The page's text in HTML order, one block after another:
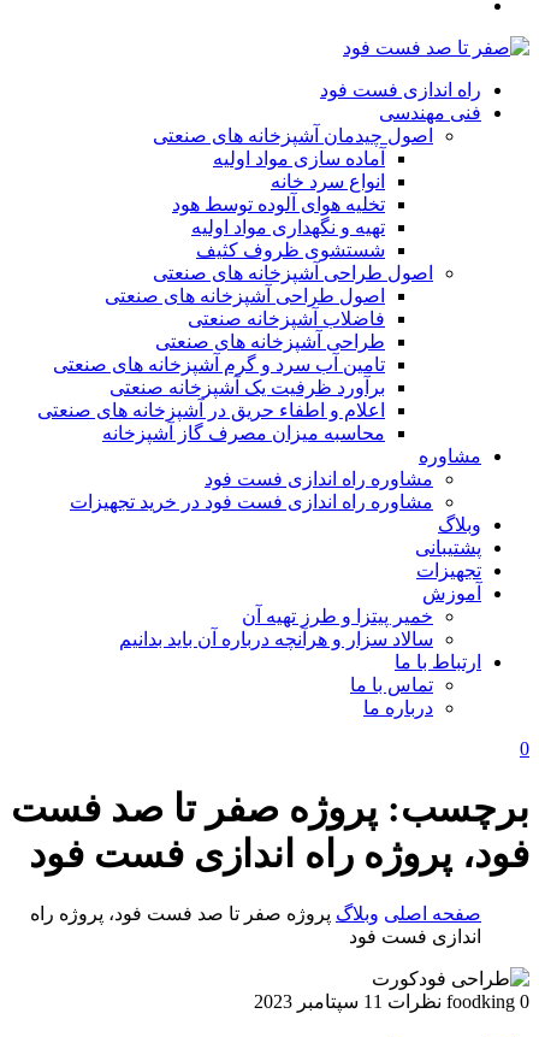
راه اندازی فست فود
فنی مهندسی
اصول چیدمان آشپزخانه های صنعتی
آماده سازی مواد اولیه
انواع سرد خانه
تخلیه هوای آلوده توسط هود
تهیه و نگهداری مواد اولیه
شستشوی ظروف کثیف
اصول طراحی آشپزخانه های صنعتی
اصول طراحی آشپزخانه های صنعتی
فاضلاب آشپزخانه صنعتی
طراحی آشپزخانه های صنعتی
تامین آب سرد و گرم آشپزخانه های صنعتی
برآورد ظرفیت یک آشپزخانه صنعتی
اعلام و اطفاء حریق در آشپزخانه های صنعتی
محاسبه میزان مصرف گاز آشپزخانه
مشاوره
مشاوره راه اندازی فست فود
مشاوره راه اندازی فست فود در خرید تجهیزات
وبلاگ
پشتیبانی
تجهیزات
آموزش
خمیر پیتزا و طرز تهیه آن
سالاد سزار و هرآنچه درباره آن باید بدانیم
ارتباط با ما
تماس با ما
درباره ما
0
برچسب: پروژه صفر تا صد فست
فود، پروژه راه اندازی فست فود
صفحه اصلی وبلاگ پروژه صفر تا صد فست فود، پروژه راه
اندازی فست فود
foodking 0 نظرات 11 سپتامبر 2023